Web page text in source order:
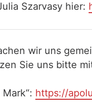
Szarvasy hier:
wir uns
Sie uns bitte
https://